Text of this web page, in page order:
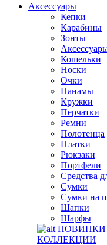
Аксессуары
Кепки
Карабины
Зонты
Кошельки
Носки
Очки
Панамы
Кружки
Перчатки
Ремни
Полотенца
Платки
Рюкзаки
Портфели
Средства
Сумки
Сумки на
Шапки
Шарфы
НОВИНКИ
КОЛЛЕКЦИИ